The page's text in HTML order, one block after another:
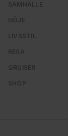
SAMHÄLLE
NÖJE
LIVSSTIL
RESA
QRUISER
SHOP